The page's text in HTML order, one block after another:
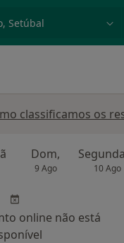
classificamos os
Dom,
9 Ago 10 Ago
online não está